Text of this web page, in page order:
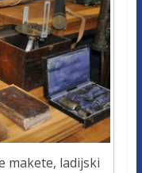
makete, ladijski